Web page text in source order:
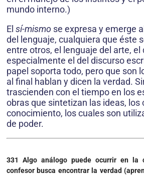
mundo interno.)
El sí-mismo se expresa y emerge
del lenguaje, cualquiera que éste
entre otros, el lenguaje del arte, el
especialmente el del discurso
papel soporta todo, pero que son
al final hablan y dicen la verdad.
trascienden con el tiempo en los
obras que sintetizan las ideas, los
conocimiento, los cuales son
de poder.
331 Algo análogo puede ocurrir en la
confesor busca encontrar la verdad